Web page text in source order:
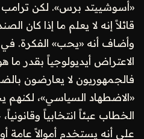
«أسوشييتد برس». لكن ترامب
قائلاً إنه لا يعلم ما إذا كان
وأضاف أنه «يحب» الفكرة. في
الاعتراض أيديولوجياً بقدر
فالجمهوريون لا يعارضون
«الاضطهاد السياسي»،
الخطاب عبئاً انتخابياً
على أنه يستخدم أموالاً عامة